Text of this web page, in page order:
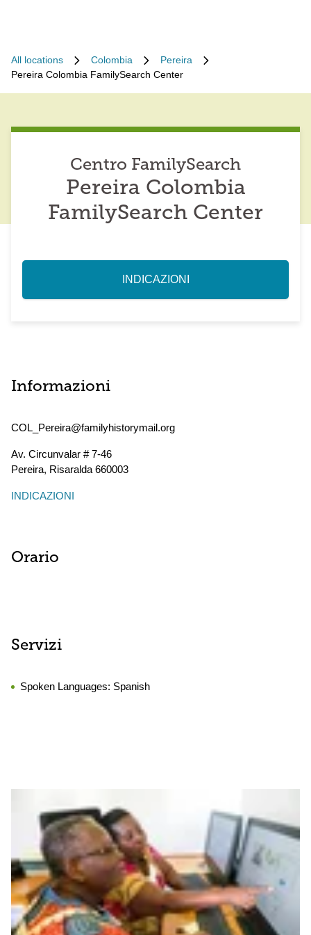
All locations Colombia
Pereira
Pereira Colombia FamilySearch Center
Centro FamilySearch
Pereira Colombia
FamilySearch Center
INDICAZIONI
Informazioni
COL_Pereira@familyhistorymail.org
Av. Circunvalar # 7-46
Pereira, Risaralda 660003
INDICAZIONI
Orario
Servizi
Spoken Languages: Spanish